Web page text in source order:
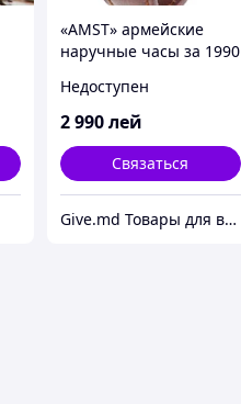
«AMST» армейские
наручные часы за 1990
Недоступен
2 990 лей
Связаться
Give.md Товары для всех!